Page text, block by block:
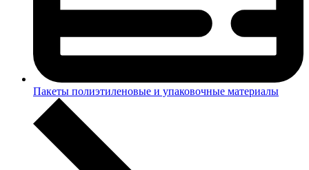
Пакеты полиэтиленовые и упаковочные материалы